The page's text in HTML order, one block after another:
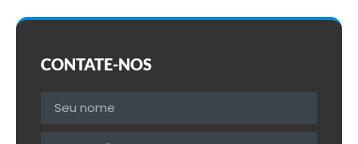
CONTATE-NOS